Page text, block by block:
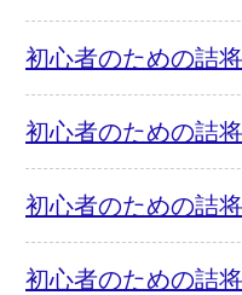
初心者のための詰
初心者のための詰
初心者のための詰
初心者のための詰